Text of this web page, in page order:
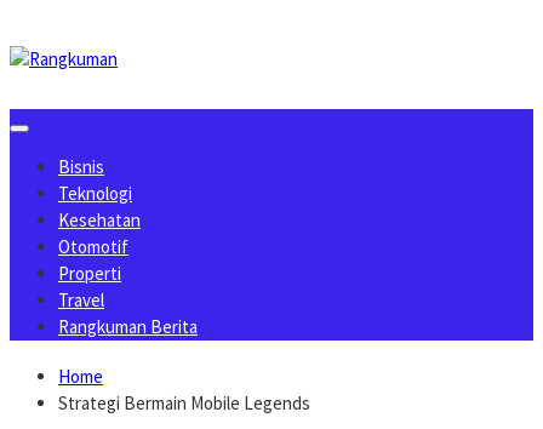
to
content
Bisnis
Teknologi
Kesehatan
Otomotif
Properti
Travel
Rangkuman Berita
Home
Strategi Bermain Mobile Legends